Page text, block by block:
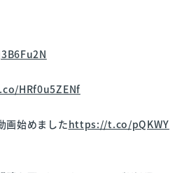
HRf0u5ZENf
画始めましたhttps://t.co/pQKWY